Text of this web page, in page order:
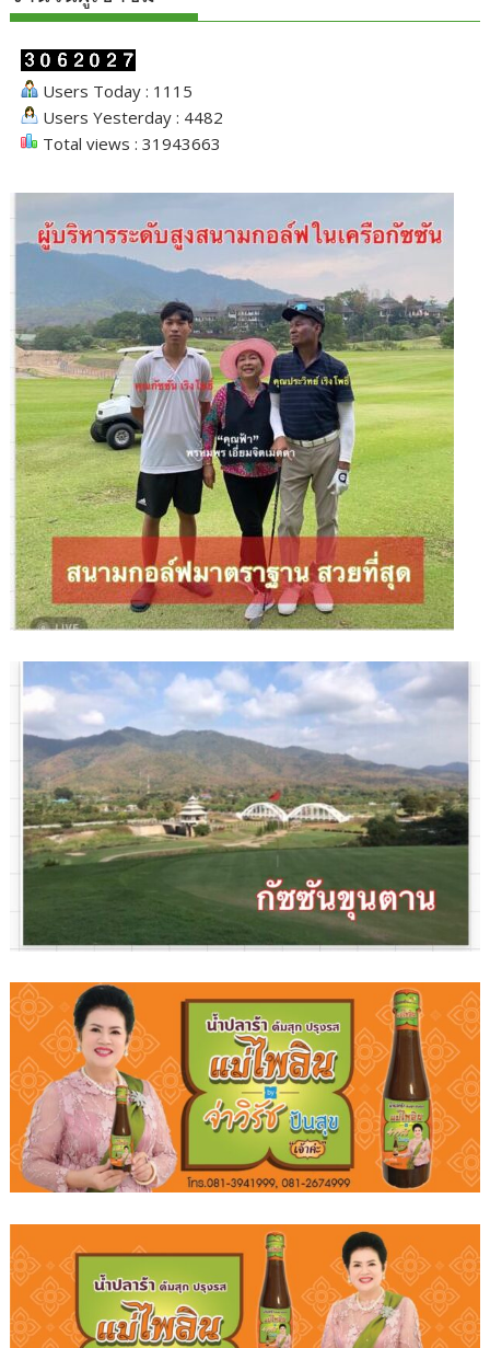
Users Today : 1115
Users Yesterday : 4482
Total views : 31943663